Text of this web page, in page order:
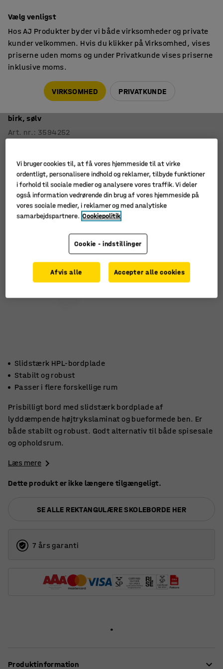
Bord PLURAL
birk, sølv
Art. nr. : 3594252
Slidstærk HPL-bordplade
Stabilt og robust
Passer i flere forskellige rum
Prisbilligt bord med slidstærk bordplade af
lyddæmpende højtrykslaminat og bueformede ben. Er
både stabilt og robust. Godt alternativ til både spisesale
og opholdsrum.
Læs mere
Dette produkt er ikke længere tilgængeligt.
SE ALLE REKTANGULÆRE SKOLEBORDE HER
7 års garanti
Produktinformation
Vælg venligst
Hos AJ Produkter byder vi både virksomheder og private
kunder velkommen. Hvis du klikker på Virksomhed, vises
priserne uden moms og under Privatkunde vises priserne
inklusive moms.
VIRKSOMHED PRIVATKUNDE
Vi bruger cookies til, at få vores hjemmeside til at virke
ordentligt, personalisere indhold og reklamer, tilbyde funktioner
i forhold til sociale medier og analysere vores traffik. Vi deler
også information vedrørende din brug af vores hjemmeside på
vores sociale medier, i reklamer og med analytiske
samarbejdspartnere. Cookiepolitik
Cookie - indstillinger
Afvis alle Accepter alle cookies